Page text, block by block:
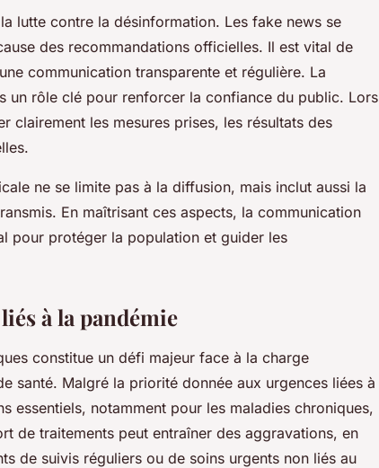
lutte contre la désinformation. Les fake news se
des recommandations officielles. Il est vital de
communication transparente et régulière. La
un rôle clé pour renforcer la confiance du public. Lors
clairement les mesures prises, les résultats des
ne se limite pas à la diffusion, mais inclut aussi la
En maîtrisant ces aspects, la communication
pour protéger la population et guider les
à la pandémie
constitue un défi majeur face à la charge
santé. Malgré la priorité donnée aux urgences liées à
essentiels, notamment pour les maladies chroniques,
de traitements peut entraîner des aggravations, en
de suivis réguliers ou de soins urgents non liés au